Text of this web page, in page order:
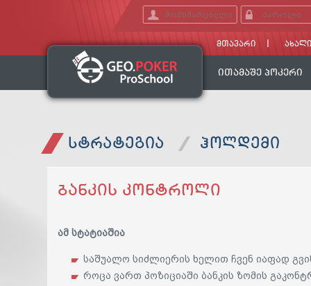
ᲛᲗᲐᲕᲐᲠᲘ
ᲘᲗᲐᲛᲐᲨᲔ ᲞᲝᲙᲔᲠᲘ
ᲡᲢᲠᲐᲢᲔᲒᲘᲐ ᲰᲝᲚᲓᲔᲛᲘ
ᲑᲐᲜᲙᲘᲡ ᲙᲝᲜᲢᲠᲝᲚᲘ
ამ სტატიაშია
საშუალო სიძლიერის ხელით ჩვენ იაფად
როცა ვართ პოზიციაში ბანკის ზომის